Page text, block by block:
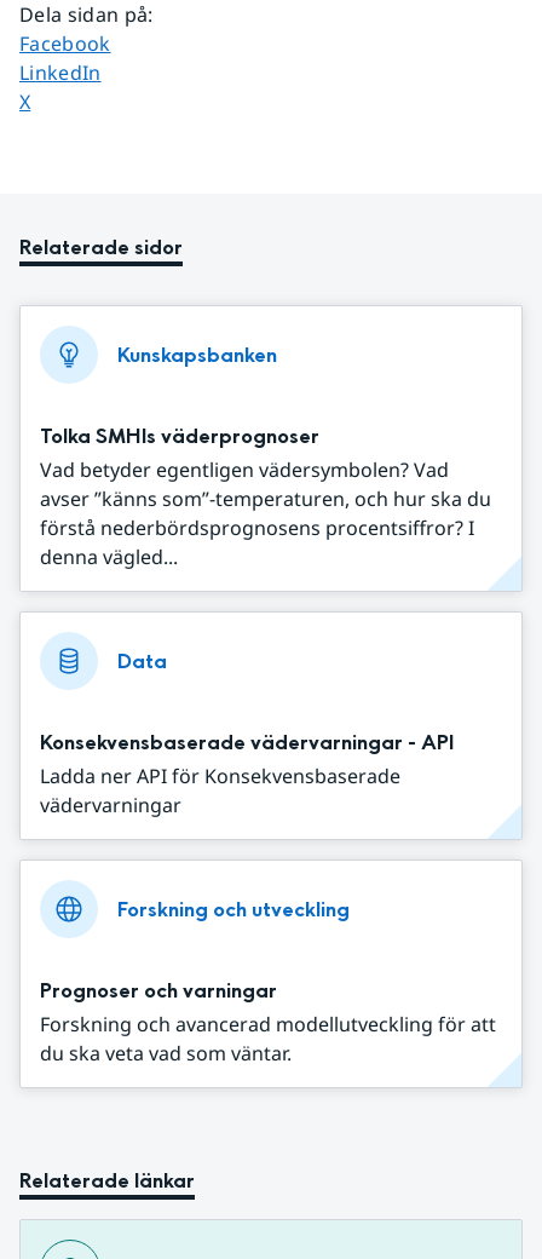
Dela sidan på:
Dela sidan på
Facebook
Dela sidan på
LinkedIn
Dela sidan på
X
Relaterade sidor
Kunskapsbanken
Tolka SMHIs väderprognoser
Vad betyder egentligen vädersymbolen? Vad
avser ”känns som”-temperaturen, och hur ska du
förstå nederbördsprognosens procentsiffror? I
denna vägled...
Data
Konsekvensbaserade vädervarningar - API
Ladda ner API för Konsekvensbaserade
vädervarningar
Forskning och utveckling
Prognoser och varningar
Forskning och avancerad modellutveckling för att
du ska veta vad som väntar.
Relaterade länkar